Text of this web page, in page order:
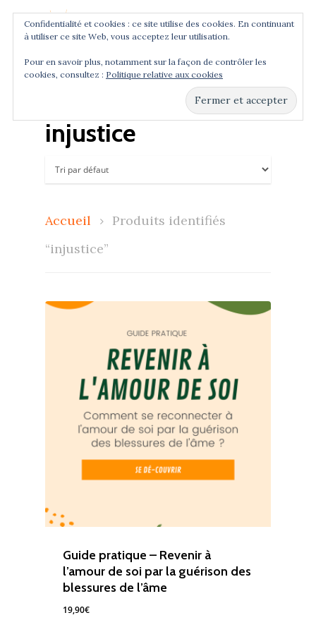
Hit enter to search or ESC to close
injustice
Accueil
Produits identifiés
“injustice”
Guide pratique – Revenir à
l’amour de soi par la guérison des
blessures de l’âme
19,90€
Confidentialité et cookies : ce site utilise des cookies. En continuant
à utiliser ce site Web, vous acceptez leur utilisation.
Pour en savoir plus, notamment sur la façon de contrôler les
cookies, consultez : Politique relative aux cookies